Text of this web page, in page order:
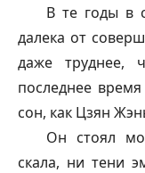
В те годы в
далека от
даже
последнее
сон, как Цзян
Он стоял
скала, ни тени